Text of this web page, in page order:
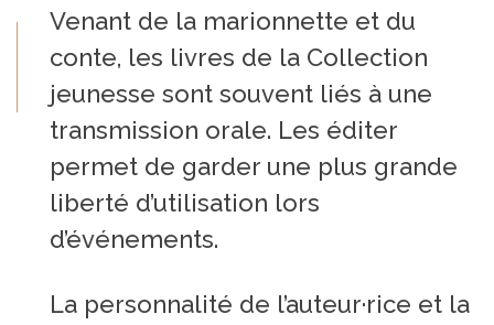
Venant de la marionnette et du
conte, les livres de la Collection
jeunesse sont souvent liés à une
transmission orale. Les éditer
permet de garder une plus grande
liberté d’utilisation lors
d’événements.
La personnalité de l’auteur·rice et la